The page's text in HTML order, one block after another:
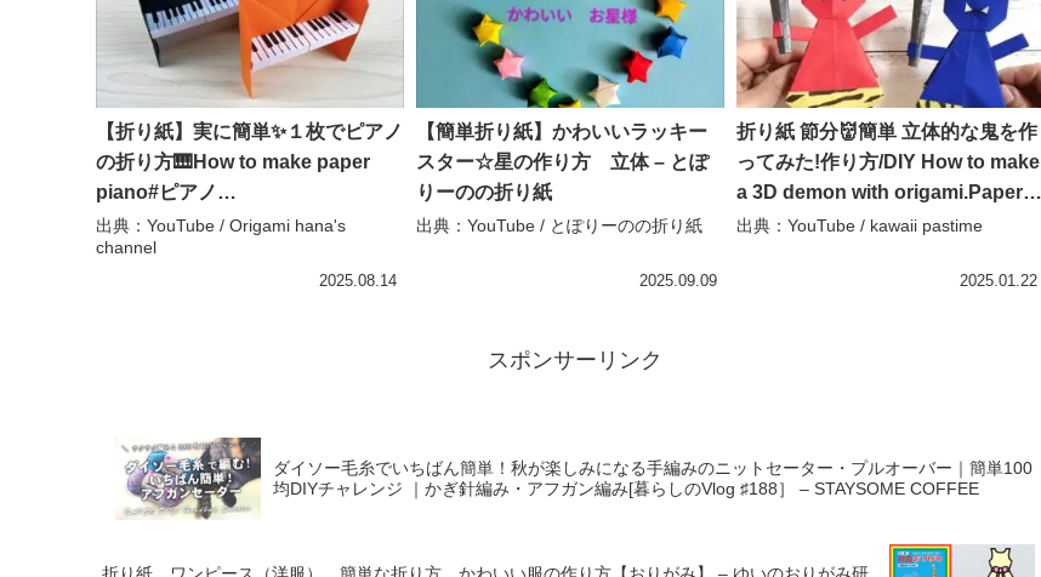
【折り紙】実に簡単✨１枚でピアノ
の折り方🎹How to make paper
piano#ピアノ
#piano#पियानो#фортепиано#피아
노#鋼琴#楽器#折り方#おりがみ
#origami – Origami hana’s
出典：YouTube / Origami hana's
channel
2025.08.14
【簡単折り紙】かわいいラッキー
スター☆星の作り方 立体 – とぽ
りーのの折り紙
出典：YouTube / とぽりーのの折り紙
2025.09.09
折り紙 節分👹簡単 立体的な鬼を作
ってみた!作り方/DIY How to make
a 3D demon with origami.Paper
craft – kawaii pastime
出典：YouTube / kawaii pastime
2025.01.22
スポンサーリンク
ダイソー毛糸でいちばん簡単！秋が楽しみになる手編みのニットセーター・プルオーバー｜簡単100
均DIYチャレンジ ｜かぎ針編み・アフガン編み[暮らしのVlog ♯188］ – STAYSOME COFFEE